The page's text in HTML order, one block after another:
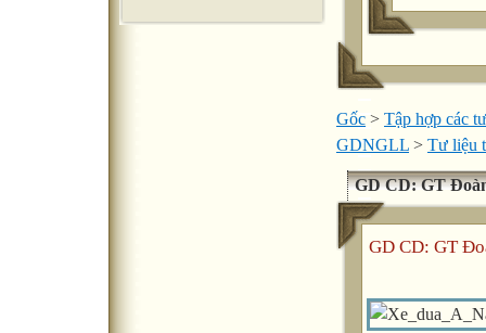
Gốc > Tập hợp các
GDNGLL > Tư liệu
GD CD: GT
GD CD: GT